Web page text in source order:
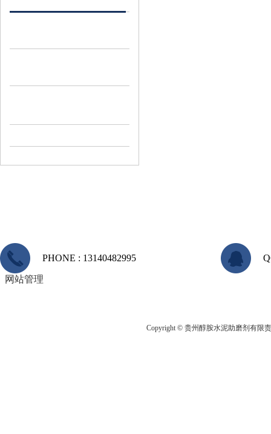
PHONE : 13140482995
Copyright © 贵州醇胺水泥助磨剂有限
网站管理